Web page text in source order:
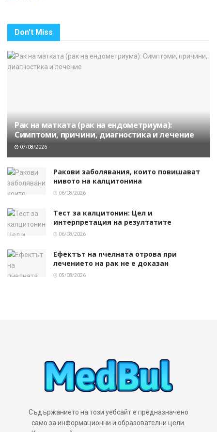
Don't Miss
Рак на матката (рак на ендометриума):
Симптоми, причини, диагностика и лечение
07/08/2026
Ракови заболявания, които повишават
нивото на калцитонина
06/08/2026
Тест за калцитонин: Цел и
интерпретация на резултатите
06/08/2026
Ефектът на пчелната отрова при
лечението на рак не е доказан
05/08/2026
Съдържанието на този уебсайт е предназначено
само за информационни и образователни цели.